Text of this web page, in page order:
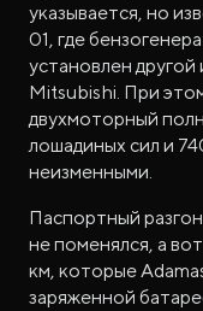
указывается, но
01, где
установлен
Mitsubishi. При
двухмоторный
лошадиных сил и
неизменными.
Паспортный
не поменялся, а
км, которые
заряженной